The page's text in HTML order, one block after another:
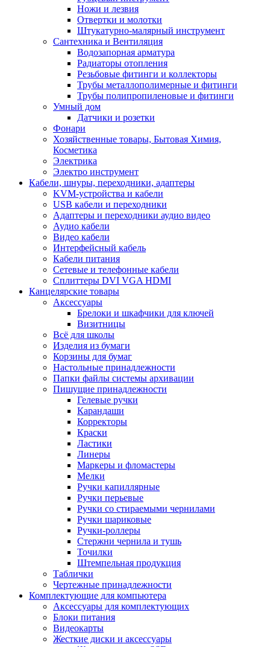
Ножи и лезвия
Отвертки и молотки
Штукатурно-малярный инструмент
Сантехника и Вентиляция
Водозапорная арматура
Радиаторы отопления
Резьбовые фитинги и коллекторы
Трубы металлополимерные и фитинги
Трубы полипропиленовые и фитинги
Умный дом
Датчики и розетки
Фонари
Хозяйственные товары, Бытовая Химия,
Косметика
Электрика
Электро инструмент
Кабели, шнуры, переходники, адаптеры
KVM-устройства и кабели
USB кабели и переходники
Адаптеры и переходники аудио видео
Аудио кабели
Видео кабели
Интерфейсный кабель
Кабели питания
Сетевые и телефонные кабели
Сплиттеры DVI VGA HDMI
Канцелярские товары
Аксессуары
Брелоки и шкафчики для ключей
Визитницы
Всё для школы
Изделия из бумаги
Корзины для бумаг
Настольные принадлежности
Папки файлы системы архивации
Пишущие принадлежности
Гелевые ручки
Карандаши
Корректоры
Краски
Ластики
Линеры
Маркеры и фломастеры
Мелки
Ручки капиллярные
Ручки перьевые
Ручки со стираемыми чернилами
Ручки шариковые
Ручки-роллеры
Стержни чернила и тушь
Точилки
Штемпельная продукция
Таблички
Чертежные принадлежности
Комплектующие для компьютера
Аксессуары для комплектующих
Блоки питания
Видеокарты
Жесткие диски и аксессуары